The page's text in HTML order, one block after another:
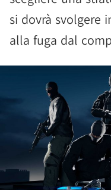
si dovrà svolgere
alla fuga dal